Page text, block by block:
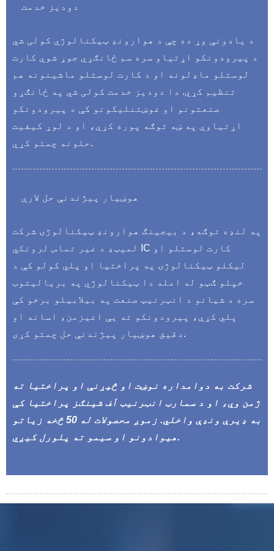
دودیز خدمت
د یادونې وړ ده چې د هوارونډ ټیکنالوژي کولی شي
د پیرودونکو اړتیاو سره سم ځانګړي جوړ شوي کارت
لوستلو ماډلونه او د کارت لوستلو ماشینونه هم
تنظیم کړي. دا دودیز خدمت کولی شي په ځانګړو
صنعتونو او غوښتنلیکونو کې د پیرودونکو
اړتیاوې په ښه توګه پوره کړي، او د لوړ کیفیت
حلونه چمتو کړي.
هوښیار پیژندنې حل لارې
په لنډه توګه، د بیجینګ هوارونډ ټیکنالوژۍ شرکت
لمیټډ د غیر تماس لرونکي IC کارت لوستلو او
لیکلو ټیکنالوژۍ په پراختیا او پلي کولو کې د
خپلو ګټو له امله دا ټیکنالوژي په بریالیتوب
سره د شیانو د انټرنیټ صنعت په بیلابیلو برخو کې
پلي کړې، پیرودونکو ته یې اغیزمن، اسانه او
دقیق هوښیار پیژندنې حل چمتو کړی.
شرکت به دوامداره نوښت او څیړنې او پراختیا ته
ژمن وي، او د سمارټ انټرنیټ آف شینګز پراختیا کې
به ډیرې ونډې واخلي. زموږ محصولات له 50 څخه زیاتو
هیوادونو او سیمو ته پلورل کیږي.